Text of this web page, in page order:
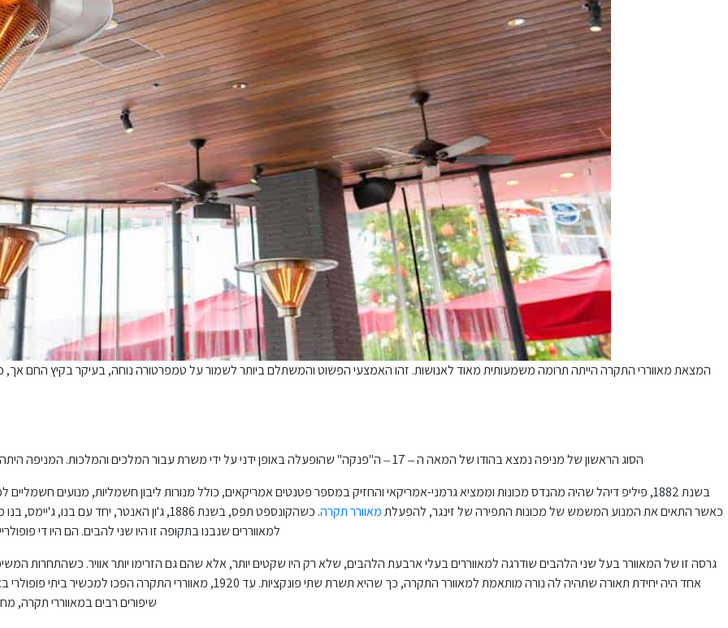
המצאת מאווררי התקרה הייתה תרומה משמעותית מאוד לאנושות. זהו האמצעי הפשוט והמשתלם ביותר לשמור על טמפרטורה נוחה, בעיקר בקיץ החם
הסוג הראשון של מניפה נמצא בהודו של המאה ה – 17 – ה"פנקה" שהופעלה באופן ידני על ידי משרת עבור המלכים והמלכות. המניפה היתה עשויה מכפת דקל או בד שהיו תלויים על מסגרת וזזים כאשר המשרת משך חוט.
בשנת 1882, פיליפ דיהל שהיה מהנדס מכונות וממציא גרמני-אמריקאי והחזיק במספר פטנטים אמריקאים, כולל מנורות ליבון חשמליות, מנועים
כאשר התאים את המנוע המשמש של מכונות התפירה של זינגר, להפעלתמאוורר תקרה
. כשהקונספט תפס, בשנת 1886, ג'ון האנטר,
למאווררים שנבנו בתקופה זו היו שני להבים. הם היו די
גרסה זו של המאוורר בעל שני הלהבים שודרגה למאווררים בעלי ארבעת הלהבים, שלא רק היו שקטים יותר, אלא שהם גם הזרימו יותר אוויר. כשהתחרות
אחד היה יחידת תאורה שתהיה לה נורה מותאמת למאוורר התקרה, כך שהיא תשרת
שיפורים רבים במאווררי תקרה,